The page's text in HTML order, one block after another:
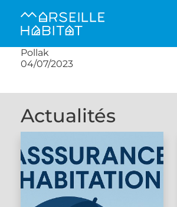
Pollak
04/07/2023
Actualités